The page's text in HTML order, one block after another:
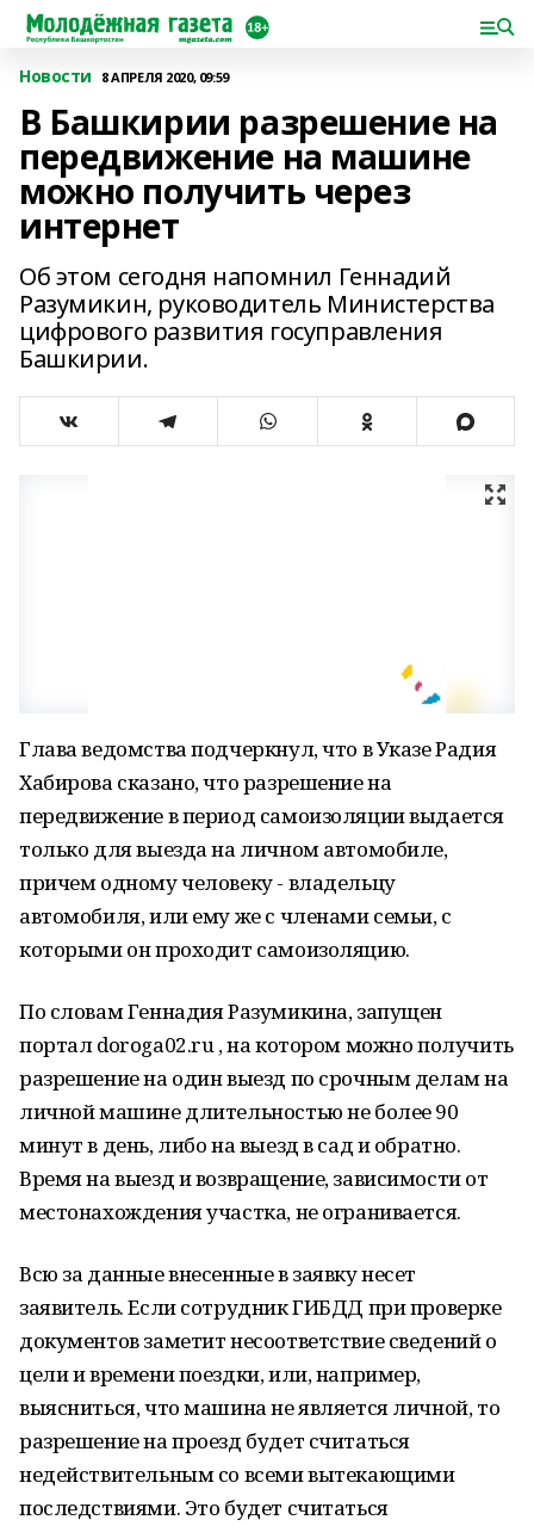
Новости 8 АПРЕЛЯ 2020, 09:59
В Башкирии разрешение на
передвижение на машине
можно получить через
интернет
Об этом сегодня напомнил Геннадий
Разумикин, руководитель Министерства
цифрового развития госуправления
Башкирии.
Глава ведомства подчеркнул, что в Указе Радия
Хабирова сказано, что разрешение на
передвижение в период самоизоляции выдается
только для выезда на личном автомобиле,
причем одному человеку - владельцу
автомобиля, или ему же с членами семьи, с
которыми он проходит самоизоляцию.
По словам Геннадия Разумикина, запущен
портал doroga02.ru , на котором можно получить
разрешение на один выезд по срочным делам на
личной машине длительностью не более 90
минут в день, либо на выезд в сад и обратно.
Время на выезд и возвращение, зависимости от
местонахождения участка, не огранивается.
Всю за данные внесенные в заявку несет
заявитель. Если сотрудник ГИБДД при проверке
документов заметит несоответствие сведений о
цели и времени поездки, или, например,
выясниться, что машина не является личной, то
разрешение на проезд будет считаться
недействительным со всеми вытекающими
последствиями. Это будет считаться